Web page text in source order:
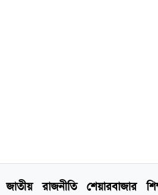
জাতীয় রাজনীতি শেয়ারবাজার